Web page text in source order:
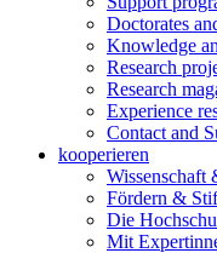
Doctorates
Knowledge
Research
Research
Experience
Contact and
kooperieren
Wissenschaft
Fördern &
Die
Mit